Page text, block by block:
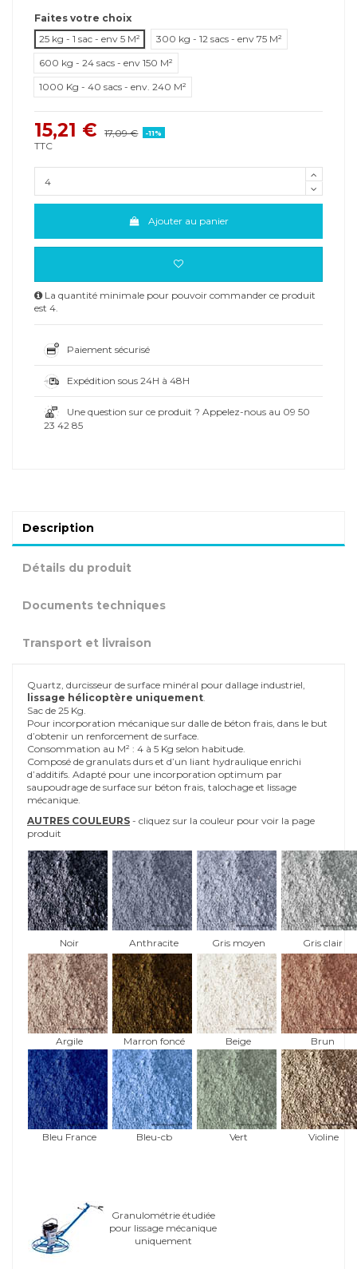
Faites votre choix
25 kg - 1 sac - env 5 M²
300 kg - 12 sacs - env 75 M²
600 kg - 24 sacs - env 150 M²
1000 Kg - 40 sacs - env. 240 M²
15,21 € 17,09 € -11%
TTC
Ajouter au panier
La quantité minimale pour pouvoir commander ce produit
est 4.
Paiement sécurisé
Expédition sous 24H à 48H
Une question sur ce produit ? Appelez-nous au 09 50
23 42 85
Description
Détails du produit
Documents techniques
Transport et livraison
Quartz, durcisseur de surface minéral pour dallage industriel,
lissage hélicoptère uniquement.
Sac de 25 Kg.
Pour incorporation mécanique sur dalle de béton frais, dans le but
d’obtenir un renforcement de surface.
Consommation au M² : 4 à 5 Kg selon habitude.
Composé de granulats durs et d’un liant hydraulique enrichi
d’additifs. Adapté pour une incorporation optimum par
saupoudrage de surface sur béton frais, talochage et lissage
mécanique.
AUTRES COULEURS - cliquez sur la couleur pour voir la page
produit
Noir Anthracite Gris moyen Gris clair
Argile Marron foncé Beige Brun
Bleu France Bleu-cb Vert Violine
Granulométrie étudiée
pour lissage mécanique
uniquement